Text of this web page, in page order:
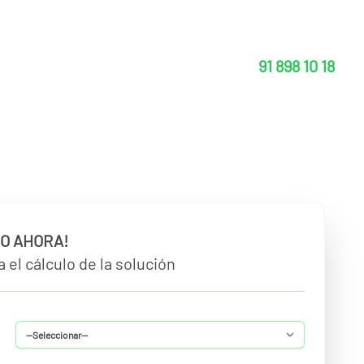
91 898 10 18
AHORA!
el cálculo de la solución